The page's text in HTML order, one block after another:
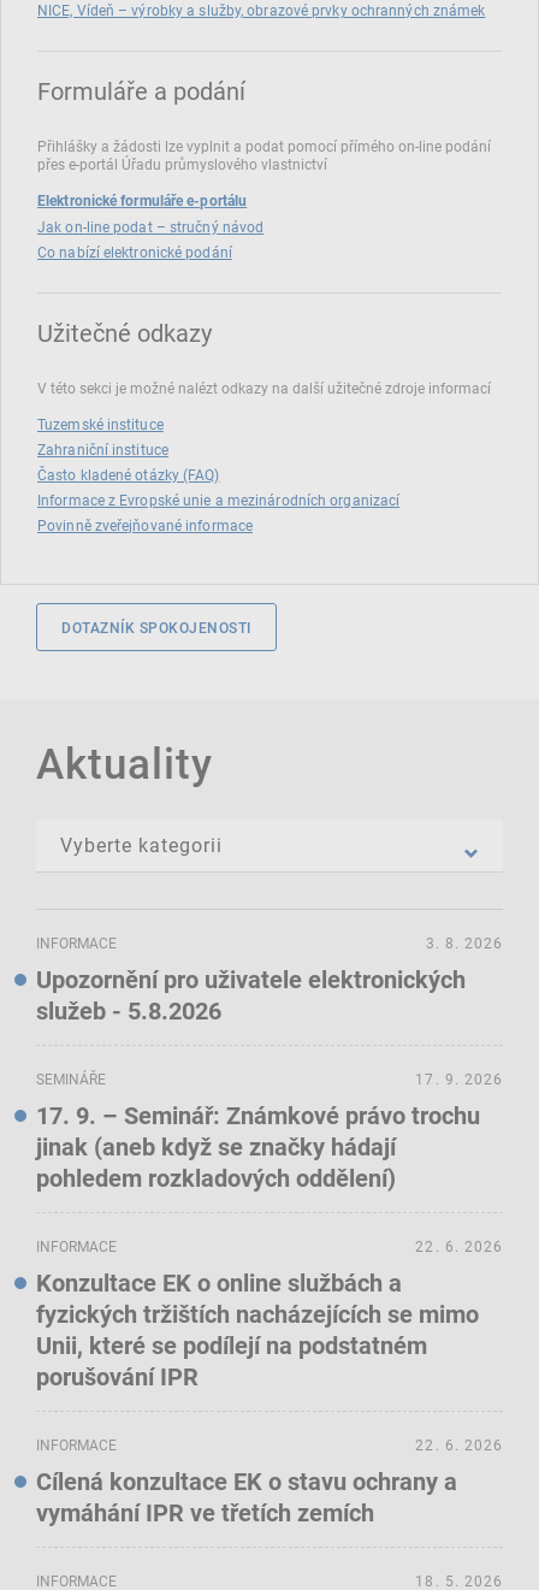
NICE, Vídeň – výrobky a služby, obrazové prvky ochranných známek
Formuláře a podání
Přihlášky a žádosti lze vyplnit a podat pomocí přímého on‑line podání
přes e‑portál Úřadu průmyslového vlastnictví
Elektronické formuláře e-portálu
Jak on-line podat – stručný návod
Co nabízí elektronické podání
Užitečné odkazy
V této sekci je možné nalézt odkazy na další užitečné zdroje informací
Tuzemské instituce
Zahraniční instituce
Často kladené otázky (FAQ)
Informace z Evropské unie a mezinárodních organizací
Povinně zveřejňované informace
DOTAZNÍK SPOKOJENOSTI
Aktuality
INFORMACE
Upozornění pro uživatele elektronických
služeb - 5.8.2026
3. 8. 2026
SEMINÁŘE
17. 9. – Seminář: Známkové právo trochu
jinak (aneb když se značky hádají
pohledem rozkladových oddělení)
17. 9. 2026
INFORMACE
Konzultace EK o online službách a
fyzických tržištích nacházejících se mimo
Unii, které se podílejí na podstatném
porušování IPR
22. 6. 2026
INFORMACE
Cílená konzultace EK o stavu ochrany a
vymáhání IPR ve třetích zemích
22. 6. 2026
INFORMACE 18. 5. 2026